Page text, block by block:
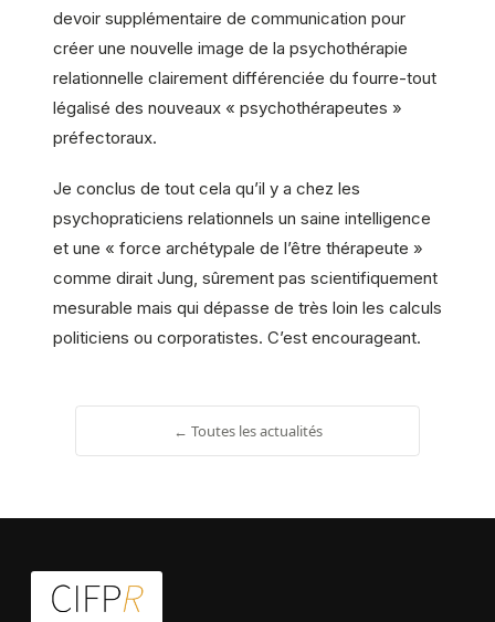
devoir supplémentaire de communication pour
créer une nouvelle image de la psychothérapie
relationnelle clairement différenciée du fourre-tout
légalisé des nouveaux « psychothérapeutes »
préfectoraux.
Je conclus de tout cela qu’il y a chez les
psychopraticiens relationnels un saine intelligence
et une « force archétypale de l’être thérapeute »
comme dirait Jung, sûrement pas scientifiquement
mesurable mais qui dépasse de très loin les calculs
politiciens ou corporatistes. C’est encourageant.
← Toutes les actualités